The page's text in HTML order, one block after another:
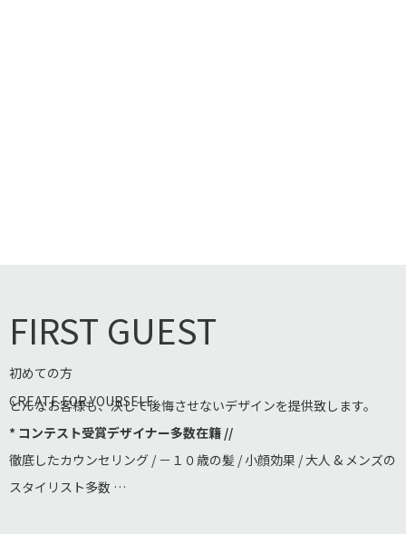
FIRST GUEST
初めての方
CREATE FOR YOURSELF
どんなお客様も、決して後悔させないデザインを提供致します。
* コンテスト受賞デザイナー多数在籍 //
徹底したカウンセリング / －１０歳の髪 / 小顔効果 / 大人 & メンズの
スタイリスト多数 …